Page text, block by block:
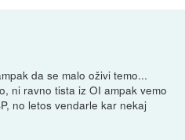
da se malo oživi temo...
ni ravno tista iz OI ampak vemo
no letos vendarle kar nekaj